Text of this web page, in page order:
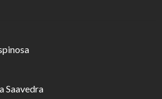
Saavedra